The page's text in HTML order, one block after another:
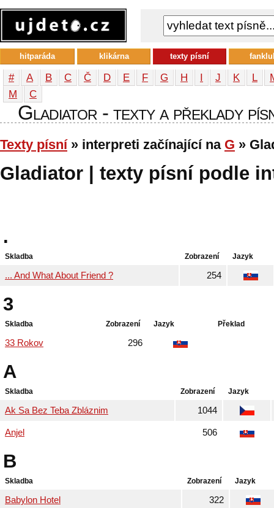
# A B C Č D E F G H I J K L
М
С
Gladiator - texty a překlady
Texty písní» interpreti začínající na G »
Gladiator | texty písní podle
.
Skladba Zobrazení Jazyk
... And What About Friend ? 254
3
Skladba Zobrazení Jazyk Překlad
33 Rokov 296
A
Skladba Zobrazení Jazyk
Ak Sa Bez Teba Zbláznim 1044
Anjel 506
B
Skladba Zobrazení Jazyk
Babylon Hotel
322
hitparáda klikárna texty písní